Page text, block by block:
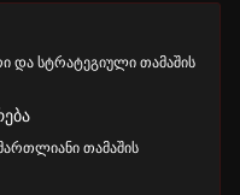
და სტრატეგიული თამაშის
თამაშის